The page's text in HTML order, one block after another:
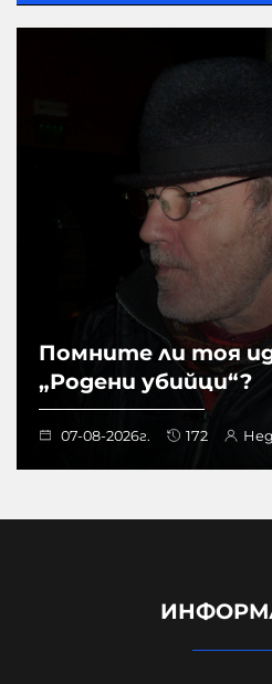
Помните ли тоя
„Родени убийци“?
07-08-2026г. 172